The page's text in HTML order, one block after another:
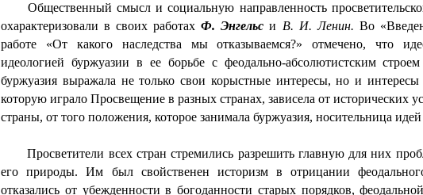
Общественный смысл и социальную направленность
охарактеризовали в своих работахФ. Энгельс и В. И. Ленин. Во
работе «От какого наследства мы отказываемся?» отмечено, что
идеологией буржуазии в ее борьбе с феодально-абсолютистским
буржуазия выражала не только свои корыстные интересы, но и интересы
которую играло Просвещение в разных странах, зависела от исторических
страны, от того положения, которое занимала буржуазия, носительница
Просветители всех стран стремились разрешить главную для них
его природы. Им был свойственен историзм в отрицании
отказались от убежденности в богоданности старых порядков,